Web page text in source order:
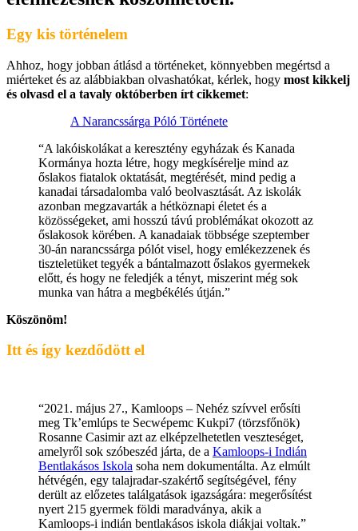
Egy kis történelem
Ahhoz, hogy jobban átlásd a történeket, könnyebben megértsd a
miérteket és az alábbiakban olvashatókat, kérlek, hogy most kikkelj
és olvasd el a tavaly októberben írt cikkemet:
A Narancssárga Póló Története
“A lakóiskolákat a keresztény egyházak és Kanada
Kormánya hozta létre, hogy megkísérelje mind az
őslakos fiatalok oktatását, megtérését, mind pedig a
kanadai társadalomba való beolvasztását. Az iskolák
azonban megzavarták a hétköznapi életet és a
közösségeket, ami hosszú távú problémákat okozott az
őslakosok körében. A kanadaiak többsége szeptember
30-án narancssárga pólót visel, hogy emlékezzenek és
tiszteletüket tegyék a bántalmazott őslakos gyermekek
előtt, és hogy ne feledjék a tényt, miszerint még sok
munka van hátra a megbékélés útján.”
Köszönöm!
Itt és így kezdődött el
“2021. május 27., Kamloops – Nehéz szívvel erősíti
meg Tk’emlúps te Secwépemc Kukpi7 (törzsfőnök)
Rosanne Casimir azt az elképzelhetetlen veszteséget,
amelyről sok szóbeszéd járta, de a Kamloops-i Indián
Bentlakásos Iskola soha nem dokumentálta. Az elmúlt
hétvégén, egy talajradar-szakértő segítségével, fény
derült az előzetes találgatások igazságára: megerősítést
nyert 215 gyermek földi maradványa, akik a
Kamloops-i indián bentlakásos iskola diákjai voltak.”